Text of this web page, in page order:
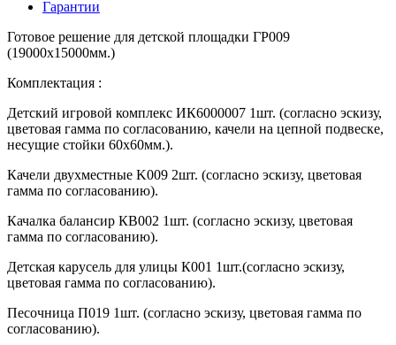
Гарантии
Готовое решение для детской площадки ГР009
(19000х15000мм.)
Комплектация :
Детский игровой комплекс ИК6000007 1шт. (согласно эскизу,
цветовая гамма по согласованию, качели на цепной подвеске,
несущие стойки 60х60мм.).
Качели двухместные K009 2шт. (согласно эскизу, цветовая
гамма по согласованию).
Качалка балансир КВ002 1шт. (согласно эскизу, цветовая
гамма по согласованию).
Детская карусель для улицы К001 1шт.(согласно эскизу,
цветовая гамма по согласованию).
Песочница П019 1шт. (согласно эскизу, цветовая гамма по
согласованию).